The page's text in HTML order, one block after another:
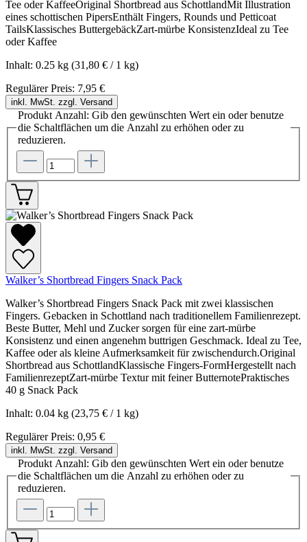
Tee oder KaffeeOriginal Shortbread aus SchottlandMit Illustration
eines schottischen PipersEnthält Fingers, Rounds und Petticoat
TailsKlassisches ButtergebäckZart-mürbe KonsistenzIdeal zu Tee
oder Kaffee
Inhalt: 0.25 kg (31,80 € / 1 kg)
Regulärer Preis: 7,95 €
inkl. MwSt. zzgl. Versand
Produkt Anzahl: Gib den gewünschten Wert ein oder benutze
die Schaltflächen um die Anzahl zu erhöhen oder zu
reduzieren.
Walker’s Shortbread Fingers Snack Pack
Walker’s Shortbread Fingers Snack Pack mit zwei klassischen
Fingers. Gebacken in Schottland nach traditionellem Familienrezept.
Beste Butter, Mehl und Zucker sorgen für eine zart-mürbe
Konsistenz und einen angenehm buttrigen Geschmack. Ideal zu Tee,
Kaffee oder als kleine Aufmerksamkeit für zwischendurch.Original
Shortbread aus SchottlandKlassische Fingers-FormHergestellt nach
FamilienrezeptZart-mürbe Textur mit feiner ButternotePraktisches
40 g Snack Pack
Inhalt: 0.04 kg (23,75 € / 1 kg)
Regulärer Preis: 0,95 €
inkl. MwSt. zzgl. Versand
Produkt Anzahl: Gib den gewünschten Wert ein oder benutze
die Schaltflächen um die Anzahl zu erhöhen oder zu
reduzieren.